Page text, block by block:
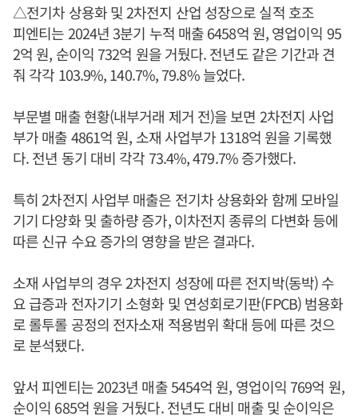
△전기차 상용화 및 2차전지 산업 성장으로 실적 호조
피엔티는 2024년 3분기 누적 매출 6458억 원, 영업이익 95
2억 원, 순이익 732억 원을 거뒀다. 전년도 같은 기간과 견
줘 각각 103.9%, 140.7%, 79.8% 늘었다.
부문별 매출 현황(내부거래 제거 전)을 보면 2차전지 사업
부가 매출 4861억 원, 소재 사업부가 1318억 원을 기록했
다. 전년 동기 대비 각각 73.4%, 479.7% 증가했다.
특히 2차전지 사업부 매출은 전기차 상용화와 함께 모바일
기기 다양화 및 출하량 증가, 이차전지 종류의 다변화 등에
따른 신규 수요 증가의 영향을 받은 결과다.
소재 사업부의 경우 2차전지 성장에 따른 전지박(동박) 수
요 급증과 전자기기 소형화 및 연성회로기판(FPCB) 범용화
로 롤투롤 공정의 전자소재 적용범위 확대 등에 따른 것으
로 분석됐다.
앞서 피엔티는 2023년 매출 5454억 원, 영업이익 769억 원,
순이익 685억 원을 거뒀다. 전년도 대비 매출 및 순이익은